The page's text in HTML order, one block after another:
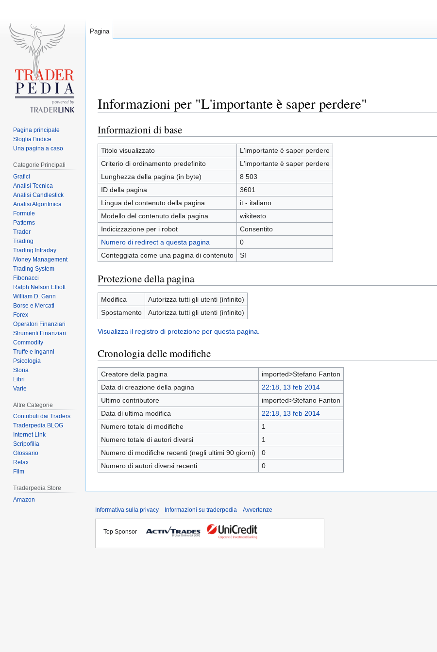
Informazioni per "L'importante è saper perdere"
Jump
to
navigation
Jump
to
search
Informazioni di base
Titolo visualizzato
L'importante è saper perdere
Criterio di ordinamento predefinito
L'importante è saper perdere
Lunghezza della pagina (in byte)
8 503
ID della pagina
3601
Lingua del contenuto della pagina
it - italiano
Modello del contenuto della pagina
wikitesto
Indicizzazione per i robot
Consentito
Numero di redirect a questa pagina
0
Conteggiata come una pagina di contenuto
Sì
Protezione della pagina
Modifica
Autorizza tutti gli utenti (infinito)
Spostamento
Autorizza tutti gli utenti (infinito)
Visualizza il registro di protezione per questa pagina.
Cronologia delle modifiche
Creatore della pagina
imported>Stefano Fanton
Data di creazione della pagina
22:18, 13 feb 2014
Ultimo contributore
imported>Stefano Fanton
Data di ultima modifica
22:18, 13 feb 2014
Numero totale di modifiche
1
Numero totale di autori diversi
1
Numero di modifiche recenti (negli ultimi 90 giorni)
0
Numero di autori diversi recenti
0
Pagina
Pagina principale
Sfoglia l'indice
Una pagina a caso
Categorie Principali
Grafici
Analisi Tecnica
Analisi Candlestick
Analisi Algoritmica
Formule
Patterns
Trader
Trading
Trading Intraday
Money Management
Trading System
Fibonacci
Ralph Nelson Elliott
William D. Gann
Borse e Mercati
Forex
Operatori Finanziari
Strumenti Finanziari
Commodity
Truffe e inganni
Psicologia
Storia
Libri
Varie
Altre Categorie
Contributi dai Traders
Traderpedia BLOG
Internet Link
Scripofilia
Glossario
Relax
Film
Traderpedia Store
Amazon
Informativa sulla privacy
Informazioni su traderpedia Avvertenze
Top Sponsor